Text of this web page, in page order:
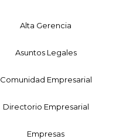
Alta Gerencia
Asuntos Legales
Comunidad Empresarial
Directorio Empresarial
Empresas